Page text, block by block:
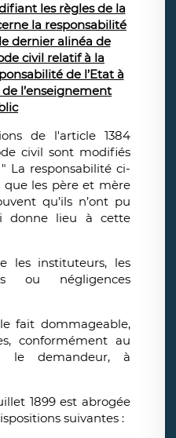
les règles de la
la responsabilité
dernier alinéa de
civil relatif à la
de l’Etat à
l’enseignement
de l'article 1384
civil sont modifiés
La responsabilité ci-
que les père et mère
qu’ils n’ont pu
donne lieu à cette
les instituteurs, les
ou négligences
fait dommageable,
conformément au
le demandeur, à
1899 est abrogée
suivantes :